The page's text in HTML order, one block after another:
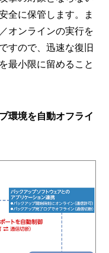
全に保管します。ま
オンラインの実行を
すので、迅速な復旧
最小限に留めること
環境を自動オフライ